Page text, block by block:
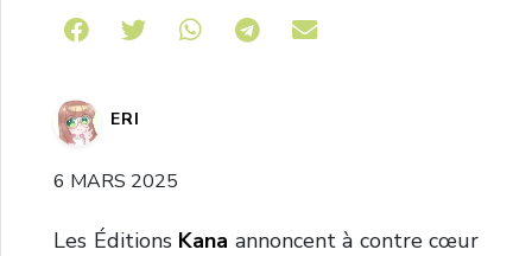
Share on Telegram
ERI
6 MARS 2025
Les Éditions Kana annoncent à contre cœur